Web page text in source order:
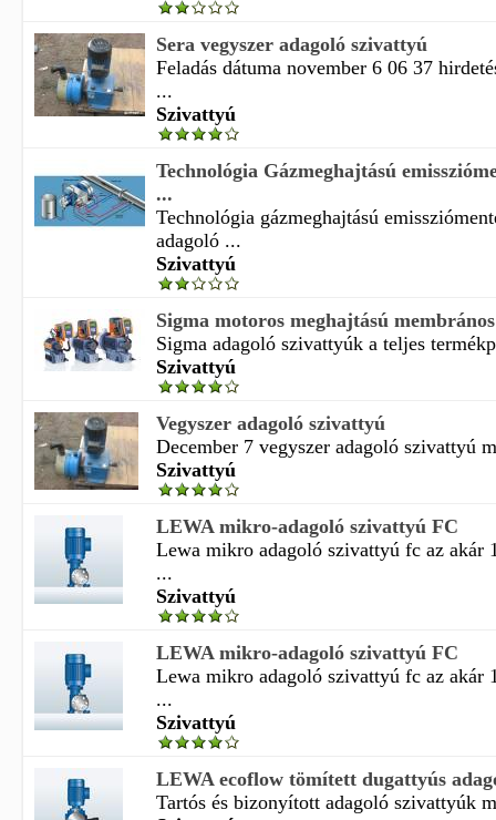
Sera vegyszer adagoló szivattyú
Feladás dátuma november 6 06 37
...
Szivattyú
Technológia Gázmeghajtású
...
Technológia gázmeghajtású
adagoló ...
Szivattyú
Sigma motoros meghajtású
Sigma adagoló szivattyúk a teljes
Szivattyú
Vegyszer adagoló szivattyú
December 7 vegyszer adagoló szivattyú
Szivattyú
LEWA mikro-adagoló szivattyú FC
Lewa mikro adagoló szivattyú fc az akár
...
Szivattyú
LEWA mikro-adagoló szivattyú FC
Lewa mikro adagoló szivattyú fc az akár
...
Szivattyú
LEWA ecoflow tömített dugattyús
Tartós és bizonyított adagoló szivattyúk